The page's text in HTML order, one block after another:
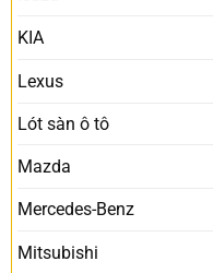
KIA
Lexus
Lót sàn ô tô
Mazda
Mercedes-Benz
Mitsubishi